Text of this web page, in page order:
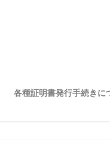
各種証明書発行手続きに